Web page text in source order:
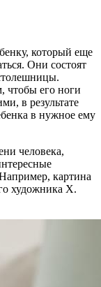
который еще
Они состоят
чтобы его ноги
в результате
в нужное ему
человека,
картина
художника Х.